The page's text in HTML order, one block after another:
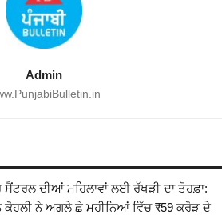
Admin
ਦੀਆਂ ਮਹਿਲਾਵਾਂ ਲਈ ਰੱਖੜੀ ਦਾ ਤੋਹਫ਼ਾ:
ਕੋਹਲੀ ਨੇ ਅਗਲੇ ਛੇ ਮਹੀਨਿਆਂ ਵਿੱਚ ₹59 ਕਰੋੜ ਦੇ